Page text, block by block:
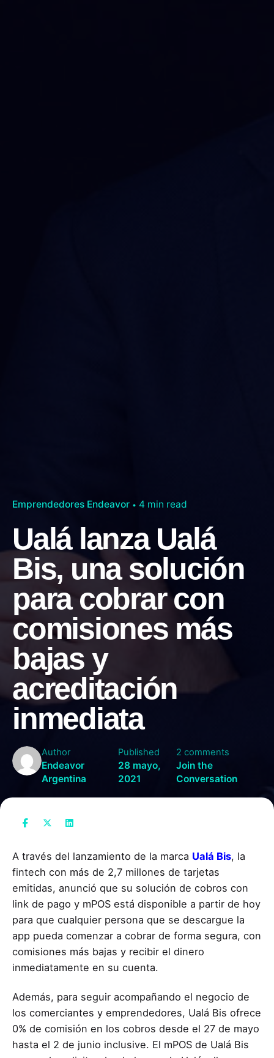
Emprendedores Endeavor 4 min read
Ualá lanza Ualá
Bis, una solución
para cobrar con
comisiones más
bajas y
acreditación
inmediata
Author
Endeavor
Argentina
Published
28 mayo,
2021
2 comments
Join the
Conversation
A través del lanzamiento de la marca Ualá Bis, la
fintech con más de 2,7 millones de tarjetas
emitidas, anunció que su solución de cobros con
link de pago y mPOS está disponible a partir de hoy
para que cualquier persona que se descargue la
app pueda comenzar a cobrar de forma segura, con
comisiones más bajas y recibir el dinero
inmediatamente en su cuenta.
Además, para seguir acompañando el negocio de
los comerciantes y emprendedores, Ualá Bis ofrece
0% de comisión en los cobros desde el 27 de mayo
hasta el 2 de junio inclusive. El mPOS de Ualá Bis